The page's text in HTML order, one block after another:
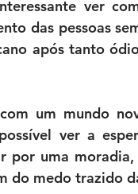
ver
das pessoas
após tanto
um mundo
ver a
por uma
do medo trazido